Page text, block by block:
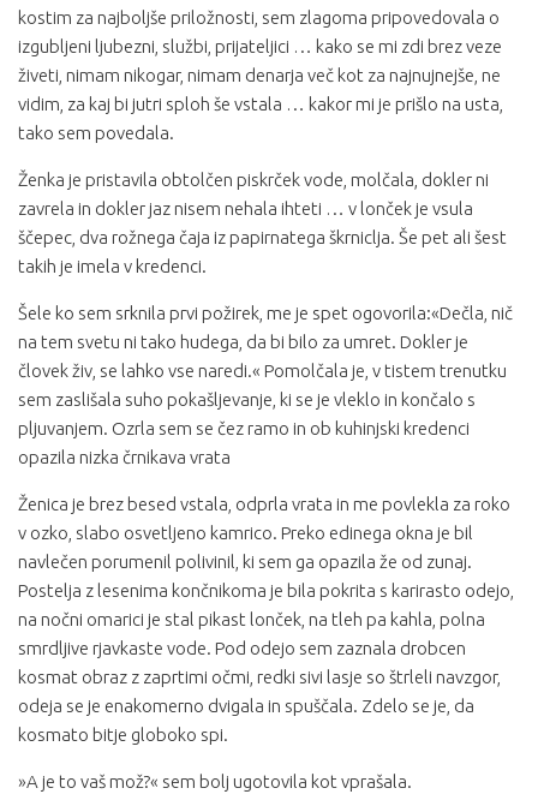
kostim za najboljše priložnosti, sem zlagoma pripovedovala o
izgubljeni ljubezni, službi, prijateljici … kako se mi zdi brez veze
živeti, nimam nikogar, nimam denarja več kot za najnujnejše, ne
vidim, za kaj bi jutri sploh še vstala … kakor mi je prišlo na usta,
tako sem povedala.
Ženka je pristavila obtolčen piskrček vode, molčala, dokler ni
zavrela in dokler jaz nisem nehala ihteti … v lonček je vsula
ščepec, dva rožnega čaja iz papirnatega škrniclja. Še pet ali šest
takih je imela v kredenci.
Šele ko sem srknila prvi požirek, me je spet ogovorila:«Dečla, nič
na tem svetu ni tako hudega, da bi bilo za umret. Dokler je
človek živ, se lahko vse naredi.« Pomolčala je, v tistem trenutku
sem zaslišala suho pokašljevanje, ki se je vleklo in končalo s
pljuvanjem. Ozrla sem se čez ramo in ob kuhinjski kredenci
opazila nizka črnikava vrata
Ženica je brez besed vstala, odprla vrata in me povlekla za roko
v ozko, slabo osvetljeno kamrico. Preko edinega okna je bil
navlečen porumenil polivinil, ki sem ga opazila že od zunaj.
Postelja z lesenima končnikoma je bila pokrita s karirasto odejo,
na nočni omarici je stal pikast lonček, na tleh pa kahla, polna
smrdljive rjavkaste vode. Pod odejo sem zaznala drobcen
kosmat obraz z zaprtimi očmi, redki sivi lasje so štrleli navzgor,
odeja se je enakomerno dvigala in spuščala. Zdelo se je, da
kosmato bitje globoko spi.
»A je to vaš mož?« sem bolj ugotovila kot vprašala.